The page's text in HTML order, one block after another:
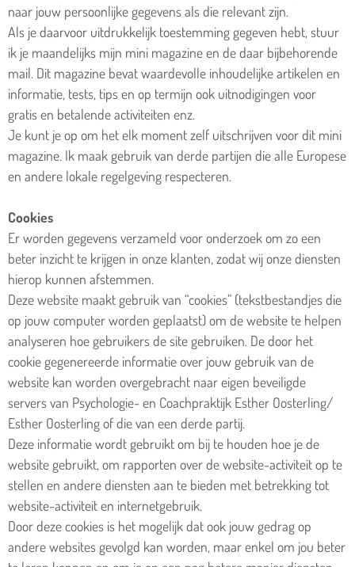
naar jouw persoonlijke gegevens als die relevant zijn.
Als je daarvoor uitdrukkelijk toestemming gegeven hebt, stuur
ik je maandelijks mijn mini magazine en de daar bijbehorende
mail. Dit magazine bevat waardevolle inhoudelijke artikelen en
informatie, tests, tips en op termijn ook uitnodigingen voor
gratis en betalende activiteiten enz.
Je kunt je op om het elk moment zelf uitschrijven voor dit mini
magazine. Ik maak gebruik van derde partijen die alle Europese
en andere lokale regelgeving respecteren.
Cookies
Er worden gegevens verzameld voor onderzoek om zo een
beter inzicht te krijgen in onze klanten, zodat wij onze diensten
hierop kunnen afstemmen.
Deze website maakt gebruik van “cookies” (tekstbestandjes die
op jouw computer worden geplaatst) om de website te helpen
analyseren hoe gebruikers de site gebruiken. De door het
cookie gegenereerde informatie over jouw gebruik van de
website kan worden overgebracht naar eigen beveiligde
servers van Psychologie- en Coachpraktijk Esther Oosterling/
Esther Oosterlingof die van een derde partij.
Deze informatie wordt gebruikt om bij te houden hoe je de
website gebruikt, om rapporten over de website-activiteit op te
stellen en andere diensten aan te bieden met betrekking tot
website-activiteit en internetgebruik.
Door deze cookies is het mogelijk dat ook jouw gedrag op
andere websites gevolgd kan worden, maar enkel om jou beter